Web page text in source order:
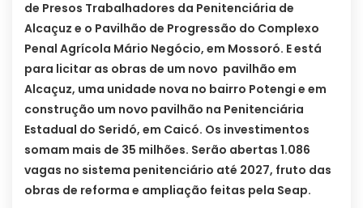
de Presos Trabalhadores da Penitenciária de
Alcaçuz e o Pavilhão de Progressão do Complexo
Penal Agrícola Mário Negócio, em Mossoró. E está
para licitar as obras de um novo pavilhão em
Alcaçuz, uma unidade nova no bairro Potengi e em
construção um novo pavilhão na Penitenciária
Estadual do Seridó, em Caicó. Os investimentos
somam mais de 35 milhões. Serão abertas 1.086
vagas no sistema penitenciário até 2027, fruto das
obras de reforma e ampliação feitas pela Seap.